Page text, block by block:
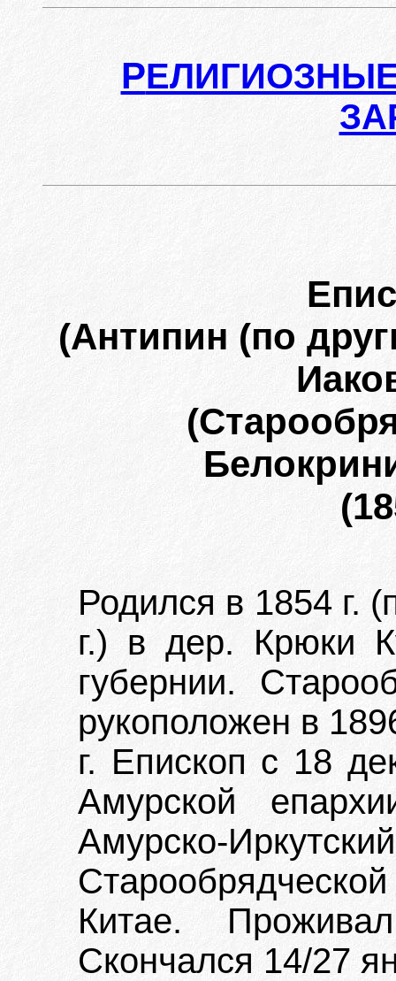
Р
(Антипин (по
Родился в 1854 г.
г.) в дер. Крюки
губернии.
рукоположен в
г. Епископ с 18
Амурской
Амурско-
Китае.
Скончался 14/27